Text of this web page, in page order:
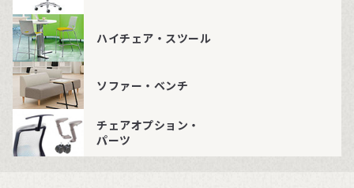
ハイチェア・スツール
ソファー・ベンチ
チェアオプション・
パーツ